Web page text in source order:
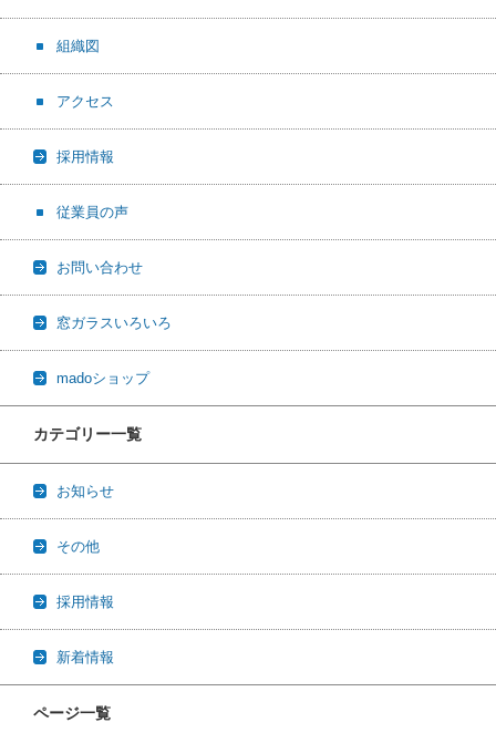
組織図
アクセス
採用情報
従業員の声
お問い合わせ
窓ガラスいろいろ
madoショップ
カテゴリー一覧
お知らせ
その他
採用情報
新着情報
ページ一覧